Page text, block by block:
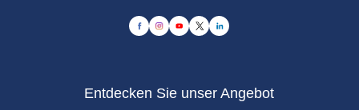
Entdecken Sie unser Angebot